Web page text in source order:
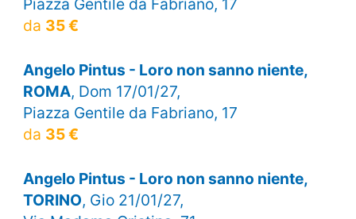
da 35 €
Angelo Pintus - Loro non sanno niente,
ROMA, Dom 17/01/27,
Piazza Gentile da Fabriano, 17
da 35 €
Angelo Pintus - Loro non sanno niente,
TORINO, Gio 21/01/27,